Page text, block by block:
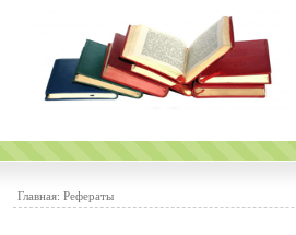
Главная: Рефераты